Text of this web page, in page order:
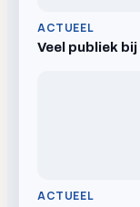
ACTUEEL
Veel publiek
ACTUEEL